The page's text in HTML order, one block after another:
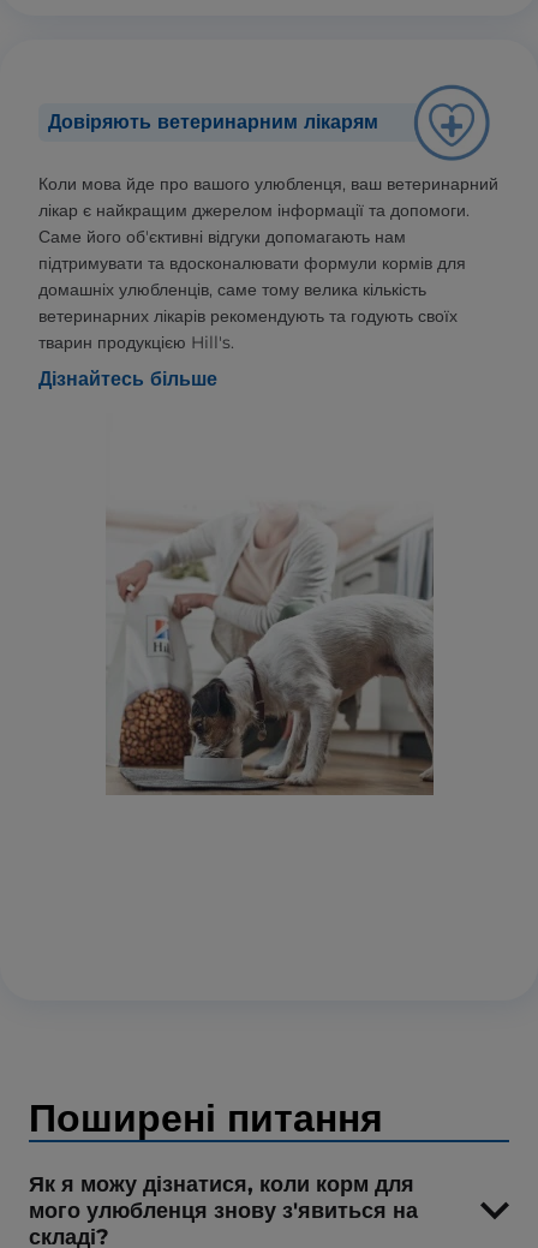
Довіряють ветеринарним лікарям
Коли мова йде про вашого улюбленця, ваш ветеринарний
лікар є найкращим джерелом інформації та допомоги.
Саме його об'єктивні відгуки допомагають нам
підтримувати та вдосконалювати формули кормів для
домашніх улюбленців, саме тому велика кількість
ветеринарних лікарів рекомендують та годують своїх
тварин продукцією Hill's.
Дізнайтесь більше
Поширені питання
Як я можу дізнатися, коли корм для
мого улюбленця знову з'явиться на
складі?